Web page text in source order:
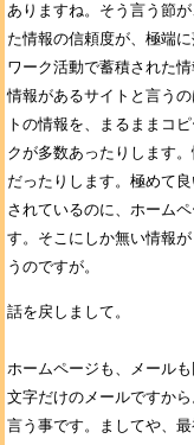
ありますね。そう言う節
た情報の信頼度が、極端
ワーク活動で蓄積された
情報があるサイトと言う
トの情報を、まるままコ
クが多数あったりします
だったりします。極めて
されているのに、ホーム
す。そこにしか無い情報
うのですが。
話を戻しまして。
ホームページも、メール
文字だけのメールですか
言う事です。ましてや、